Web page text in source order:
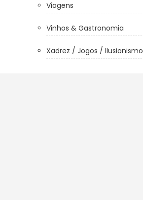
Viagens
Vinhos & Gastronomia
Xadrez / Jogos / Ilusionismo